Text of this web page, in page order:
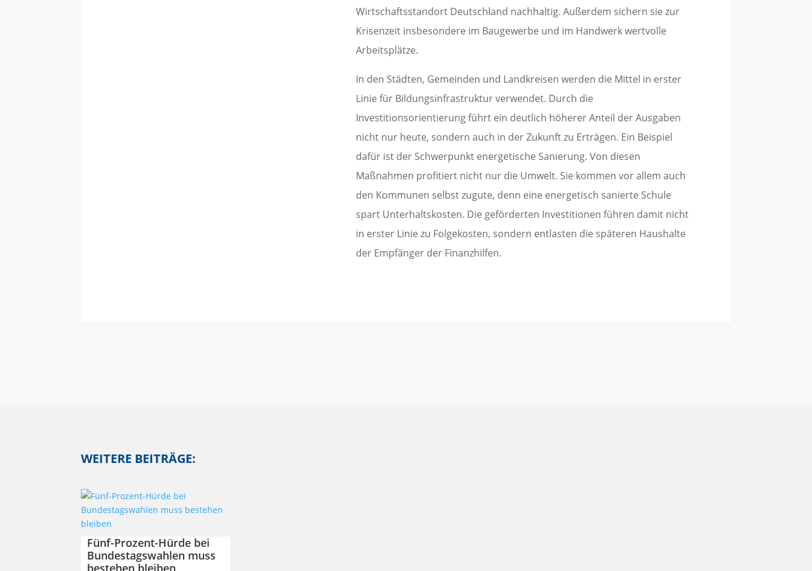
Wirtschaftsstandort Deutschland nachhaltig. Außerdem sichern sie zur
Krisenzeit insbesondere im Baugewerbe und im Handwerk wertvolle
Arbeitsplätze.
In den Städten, Gemeinden und Landkreisen werden die Mittel in erster
Linie für Bildungsinfrastruktur verwendet. Durch die
Investitionsorientierung führt ein deutlich höherer Anteil der Ausgaben
nicht nur heute, sondern auch in der Zukunft zu Erträgen. Ein Beispiel
dafür ist der Schwerpunkt energetische Sanierung. Von diesen
Maßnahmen profitiert nicht nur die Umwelt. Sie kommen vor allem auch
den Kommunen selbst zugute, denn eine energetisch sanierte Schule
spart Unterhaltskosten. Die geförderten Investitionen führen damit nicht
in erster Linie zu Folgekosten, sondern entlasten die späteren Haushalte
der Empfänger der Finanzhilfen.
WEITERE BEITRÄGE:
Fünf-Prozent-Hürde bei
Bundestagswahlen muss
bestehen bleiben